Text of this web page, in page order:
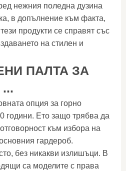
нежния поледна дузина
в допълнение към факта,
продукти се справят със
на стилен и
ПАЛТА ЗА
опция за горно
години. Ето защо трябва да
към избора на
гардероб.
без никакви излишъци. В
са моделите с права